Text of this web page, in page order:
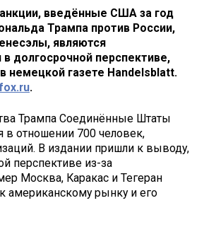
введённые США за год
Трампа против России,
являются
долгосрочной перспективе,
немецкой газете Handelsblatt.
.
Трампа Соединённые Штаты
в отношении 700 человек,
В издании пришли к выводу,
перспективе из-за
Москва, Каракас и Тегеран
американскому рынку и его